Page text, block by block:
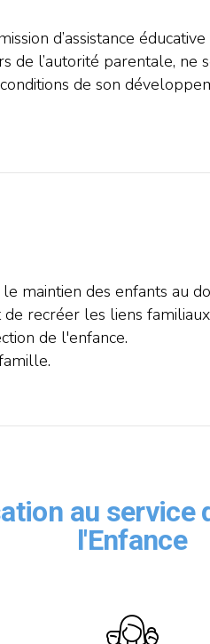
d’assistance
de l’autorité parentale, ne
de son
maintien des enfants au
recréer les liens
de l'enfance.
au service
l'Enfance